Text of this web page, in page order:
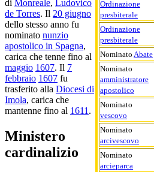
Ordinazione
presbiterale
Ordinazione
presbiterale
Nominato Abate
Nominato
amministratore
apostolico
Nominato
vescovo
Nominato
arcivescovo
Nominato
arcieparca
di Monreale, Ludovico
de Torres. Il 20 giugno
dello stesso anno fu
nominato nunzio
apostolico in Spagna,
carica che tenne fino al
maggio 1607. Il 7
febbraio 1607 fu
trasferito alla Diocesi di
Imola, carica che
mantenne fino al 1611 .
Ministero
cardinalizio